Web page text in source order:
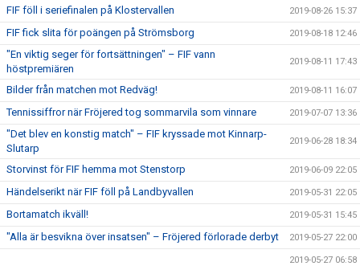
FIF föll i seriefinalen på Klostervallen 2019-08-26 15:37
FIF fick slita för poängen på Strömsborg 2019-08-18 12:46
"En viktig seger för fortsättningen" – FIF vann
höstpremiären
2019-08-11 17:43
Bilder från matchen mot Redväg! 2019-08-11 16:07
Tennissiffror när Fröjered tog sommarvila som vinnare 2019-07-07 13:36
"Det blev en konstig match" – FIF kryssade mot Kinnarp-
Slutarp
2019-06-28 18:34
Storvinst för FIF hemma mot Stenstorp 2019-06-09 22:05
Händelserikt när FIF föll på Landbyvallen 2019-05-31 22:05
Bortamatch ikväll! 2019-05-31 15:45
"Alla är besvikna över insatsen" – Fröjered förlorade derbyt 2019-05-27 22:00
2019-05-27 06:58